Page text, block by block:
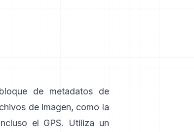
de metadatos de
de imagen, como la
el GPS. Utiliza un